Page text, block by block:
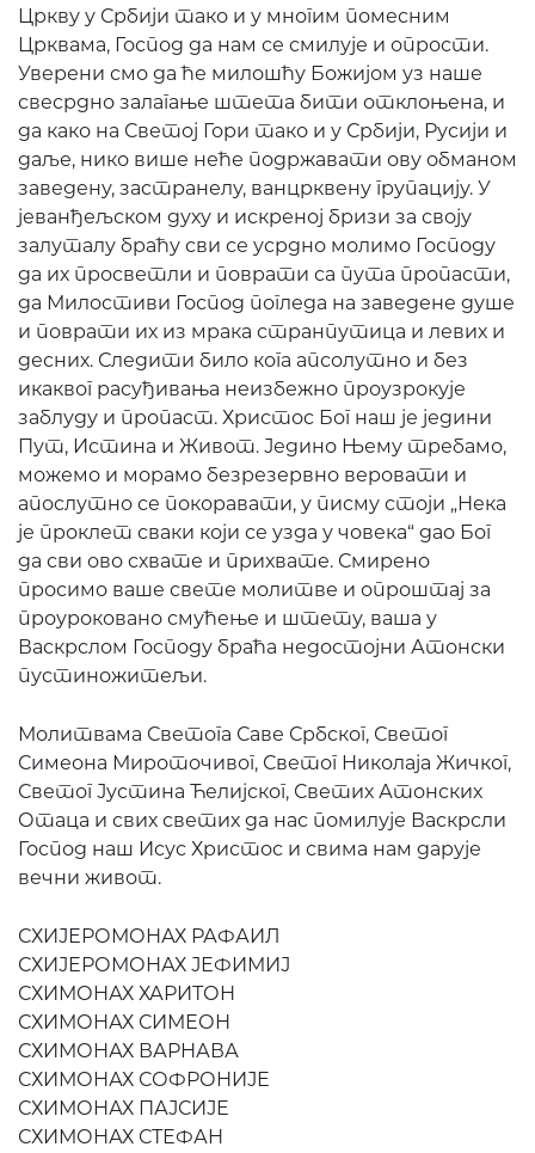
Цркву у Србији тако и у многим помесним
Црквама, Господ да нам се смилује и опрости.
Уверени смо да ће милошћу Божијом уз наше
свесрдно залагање штета бити отклоњена, и
да како на Светој Гори тако и у Србији, Русији и
даље, нико више неће подржавати ову обманом
заведену, застранелу, ванцрквену групацију. У
јеванђељском духу и искреној бризи за своју
залуталу браћу сви се усрдно молимо Господу
да их просветли и поврати са пута пропасти,
да Милостиви Господ погледа на заведене душе
и поврати их из мрака странпутица и левих и
десних. Следити било кога апсолутно и без
икаквог расуђивања неизбежно проузрокује
заблуду и пропаст. Христос Бог наш је једини
Пут, Истина и Живот. Једино Њему требамо,
можемо и морамо безрезервно веровати и
апослутно се покоравати, у писму стоји „Нека
је проклет сваки који се узда у човека“ дао Бог
да сви ово схвате и прихвате. Смирено
просимо ваше свете молитве и опроштај за
проуроковано смућење и штету, ваша у
Васкрслом Господу браћа недостојни Атонски
пустиножитељи.
Молитвама Светога Саве Србског, Светог
Симеона Мироточивог, Светог Николаја Жичког,
Светог Јустина Ћелијског, Светих Атонских
Отаца и свих светих да нас помилује Васкрсли
Господ наш Исус Христос и свима нам дарује
вечни живот.
СХИЈЕРОМОНАХ РАФАИЛ
СХИЈЕРОМОНАХ ЈЕФИМИЈ
СХИМОНАХ ХАРИТОН
СХИМОНАХ СИМЕОН
СХИМОНАХ ВАРНАВА
СХИМОНАХ СОФРОНИЈЕ
СХИМОНАХ ПАЈСИЈЕ
СХИМОНАХ СТЕФАН